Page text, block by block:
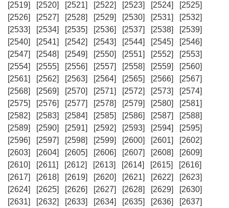
[2519]
[2520] [2521] [2522] [2523] [2524]
[2525]
[2526]
[2527] [2528] [2529] [2530] [2531]
[2532]
[2533]
[2534] [2535] [2536] [2537] [2538]
[2539]
[2540]
[2541] [2542] [2543] [2544] [2545]
[2546]
[2547]
[2548] [2549] [2550] [2551] [2552]
[2553]
[2554]
[2555] [2556] [2557] [2558] [2559]
[2560]
[2561]
[2562] [2563] [2564] [2565] [2566]
[2567]
[2568]
[2569] [2570] [2571] [2572] [2573]
[2574]
[2575]
[2576] [2577] [2578] [2579] [2580]
[2581]
[2582]
[2583] [2584] [2585] [2586] [2587]
[2588]
[2589]
[2590] [2591] [2592] [2593] [2594]
[2595]
[2596]
[2597] [2598] [2599] [2600] [2601]
[2602]
[2603]
[2604] [2605] [2606] [2607] [2608]
[2609]
[2610]
[2611] [2612] [2613] [2614] [2615]
[2616]
[2617]
[2618] [2619] [2620] [2621] [2622]
[2623]
[2624]
[2625] [2626] [2627] [2628] [2629]
[2630]
[2631]
[2632] [2633] [2634] [2635] [2636]
[2637]